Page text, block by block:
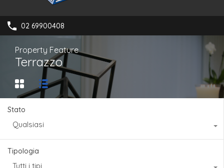
02 69900408
Property Feature
Terrazzo
Stato
Qualsiasi
Tipologia
Tutti i tipi